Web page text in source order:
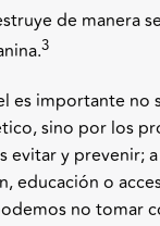
de manera
3
es importante no
sino por los
evitar y prevenir;
educación o
no tomar